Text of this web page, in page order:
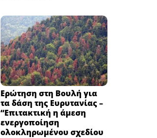
Ερώτηση στη Βουλή για
τα δάση της Ευρυτανίας –
“Eπιτακτική η άμεση
ενεργοποίηση
ολοκληρωμένου σχεδίου